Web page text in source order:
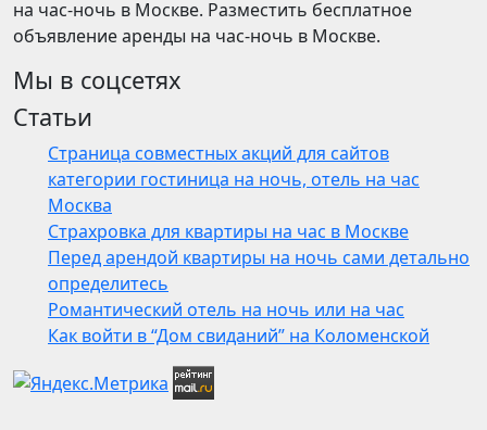
на час-ночь в Москве. Разместить бесплатное
объявление аренды на час-ночь в Москве.
Мы в соцсетях
Статьи
Страница совместных акций для сайтов
категории гостиница на ночь, отель на час
Москва
Страхровка для квартиры на час в Москве
Перед арендой квартиры на ночь сами детально
определитесь
Романтический отель на ночь или на час
Как войти в “Дом свиданий” на Коломенской